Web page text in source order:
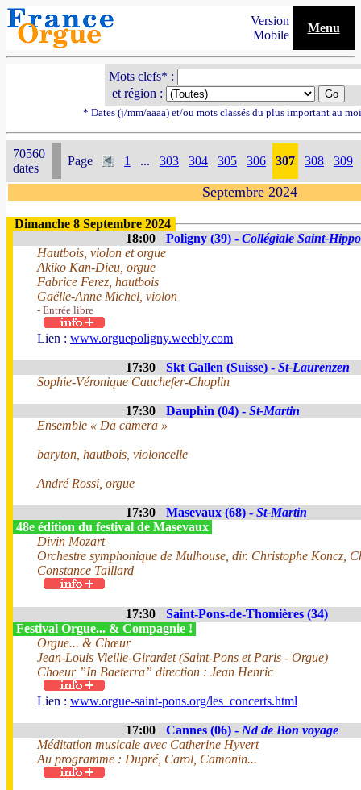
Version
Mobile
Menu
Mots clefs* :
et région :
* Dates (j/mm/aaaa) et/ou mots classés du plus important au
70560
dates
Page 1 ... 303 304 305 306 307 308 309
Septembre 2024
Dimanche 8 Septembre 2024
18:00
Poligny (39) - Collégiale Saint-
Hautbois, violon et orgue
Akiko Kan-Dieu, orgue
Fabrice Ferez, hautbois
Gaëlle-Anne Michel, violon
- Entrée libre
Lien : www.orguepoligny.weebly.com
17:30 Skt Gallen (Suisse) - St-Laurenzen
Sophie-Véronique Cauchefer-Choplin
17:30 Dauphin (04) - St-Martin
Ensemble « Da camera »
baryton, hautbois, violoncelle
André Rossi, orgue
17:30 Masevaux (68) - St-Martin
48e édition du festival de Masevaux
Divin Mozart
Orchestre symphonique de Mulhouse, dir. Christophe Koncz,
Constance Taillard
17:30
Saint-Pons-de-Thomières (34)
Festival Orgue... & Compagnie !
Orgue... & Chœur
Jean-Louis Vieille-Girardet (Saint-Pons et Paris - Orgue)
Choeur ”In Baeterra” direction : Jean Henric
Lien : www.orgue-saint-pons.org/les_concerts.html
17:00 Cannes (06) - Nd de Bon voyage
Méditation musicale avec Catherine Hyvert
Au programme : Dupré, Carol, Camonin...